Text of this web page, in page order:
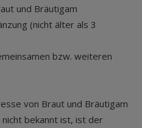
und Bräutigam
(nicht älter als 3
bzw. weiteren
von Braut und Bräutigam
bekannt ist, ist der